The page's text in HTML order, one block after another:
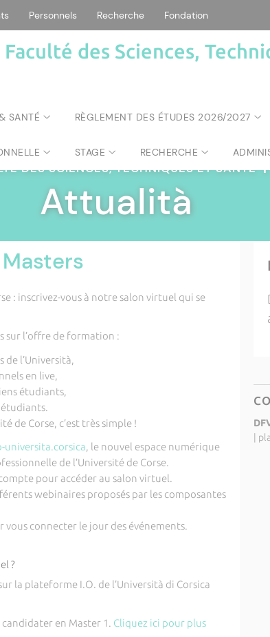
Personnels Recherche Fondation
Faculté des Sciences,
SANTÉ RÈGLEMENT DES ÉTUDES 2026/2027
STAGE RECHERCHE
DES SCIENCES, TECHNIQUES ET SANTÉ|
Attualità
: inscrivez-vous à notre salon virtuel qui se
sur l’offre de formation :
de l’Università,
en live,
étudiants,
de Corse, c’est très simple !
, le nouvel espace numérique
de l’Université de Corse.
pour accéder au salon virtuel.
webinaires proposés par les composantes
vous connecter le jour des événements.
?
la plateforme I.O. de l’Università di Corsica
en Master 1. Cliquez ici pour plus